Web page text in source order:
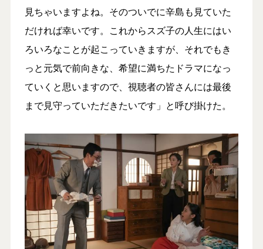
見ちゃいますよね。そのついでに辛島も見ていた
だければ幸いです。これからスズ子の人生にはい
ろいろなことが起こっていきますが、それでもき
っと元気で前向きな、希望に満ちたドラマになっ
ていくと思いますので、視聴者の皆さんには最後
まで見守っていただきたいです」と呼び掛けた。